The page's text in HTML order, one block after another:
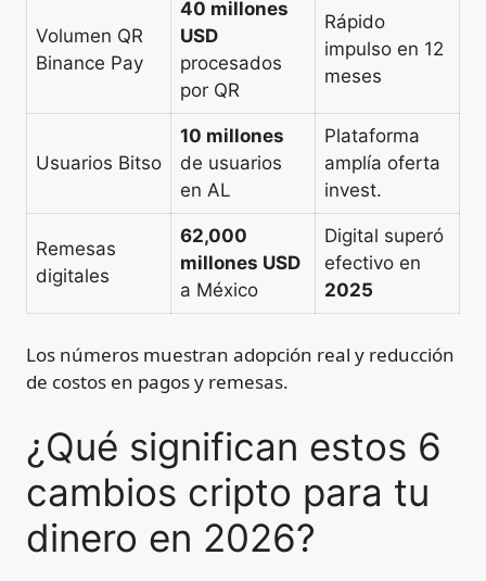
Volumen QR
Binance Pay
40 millones
USD
procesados
por QR
Rápido
impulso en 12
meses
Usuarios Bitso
10 millones
de usuarios
en AL
Plataforma
amplía oferta
invest.
Remesas
digitales
62,000
millones USD
a México
Digital superó
efectivo en
2025
Los números muestran adopción real y reducción
de costos en pagos y remesas.
¿Qué significan estos 6
cambios cripto para tu
dinero en 2026?